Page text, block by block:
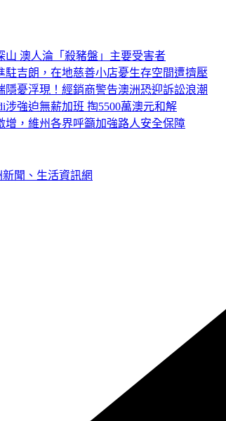
山 澳人淪「殺豬盤」主要受害者
駐吉朗，在地慈善小店憂生存空間遭擠壓
隱憂浮現！經銷商警告澳洲恐迎訴訟浪潮
涉強迫無薪加班 掏5500萬澳元和解
增，維州各界呼籲加強路人安全保障